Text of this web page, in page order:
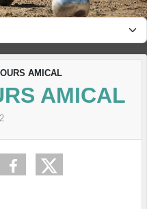
AMICAL
AMICAL